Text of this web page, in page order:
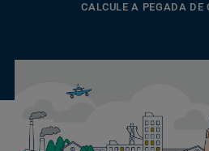
CALCULE A PEGADA DE